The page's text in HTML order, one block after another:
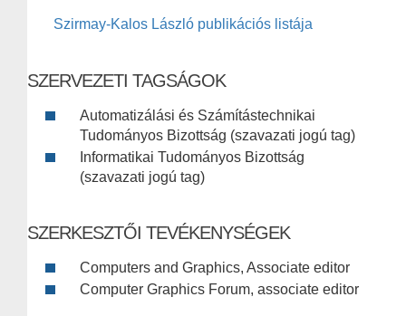
Szirmay-Kalos László publikációs listája
SZERVEZETI TAGSÁGOK
Automatizálási és Számítástechnikai
Tudományos Bizottság (szavazati jogú tag)
Informatikai Tudományos Bizottság
(szavazati jogú tag)
SZERKESZTŐI TEVÉKENYSÉGEK
Computers and Graphics, Associate editor
Computer Graphics Forum, associate editor